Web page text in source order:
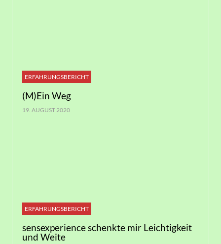
ERFAHRUNGSBERICHT
(M)Ein Weg
19. AUGUST 2020
ERFAHRUNGSBERICHT
sensexperience schenkte mir Leichtigkeit
und Weite